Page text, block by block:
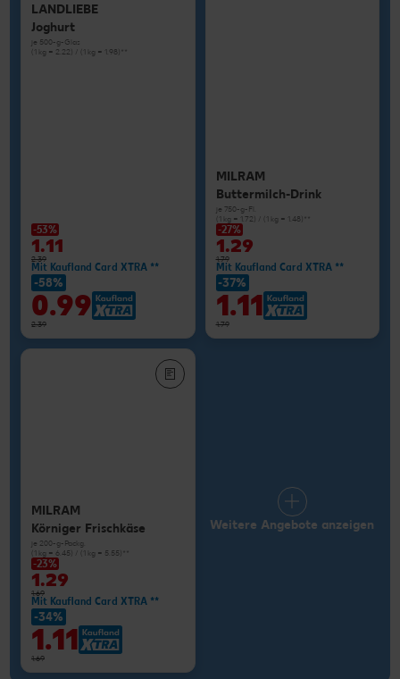
LANDLIEBE
Joghurt
je 500-g-Glas
(1 kg = 2.22) / (1 kg = 1.98)**
-53%
1.11
2.39
Mit Kaufland Card XTRA **
-58%
0.99
2.39
MILRAM
Buttermilch-Drink
je 750-g-Fl.
(1 kg = 1.72) / (1 kg = 1.48)**
-27%
1.29
1.79
Mit Kaufland Card XTRA **
-37%
1.11
1.79
MILRAM
Körniger Frischkäse
je 200-g-Packg.
(1 kg = 6.45) / (1 kg = 5.55)**
-23%
1.29
1.69
Mit Kaufland Card XTRA **
-34%
1.11
1.69
Weitere Angebote anzeigen